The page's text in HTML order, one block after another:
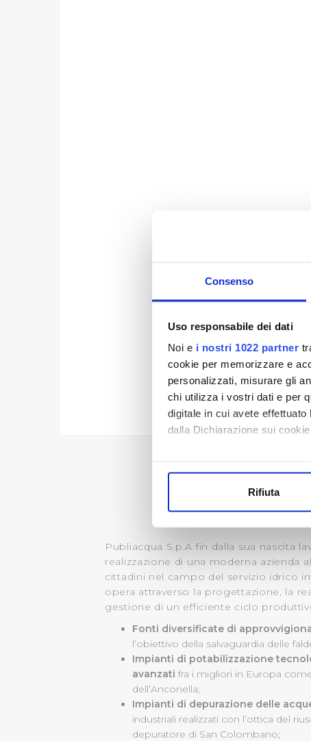
Consenso
Uso responsabile dei dati
Noi e i nostri 1022 partner
cookie per memorizzare e
personalizzati, misurare gli
chi utilizza i vostri dati e per
digitale in cui avete
dalla Dichiarazione sui
Identificare il tuo
digitali).
modificare o ritirare il tuo
Utilizziamo dei cookie
navigazione sulle pagine e
consensi dallo stesso
per personalizzare
modo in cui l’Utente utilizza
pubblicità e social media,
loro o che hanno raccolto
Cliccando su "Accetta
Rifiuta
Publiacqua S.p.A fin dalla sua nascita
realizzazione di una moderna azienda
cittadini nel campo del servizio idrico
opera attraverso la progettazione, la
gestione di un efficiente ciclo
Fonti diversificate di
l’obiettivo della salvaguardia delle
Impianti di potabilizzazione
avanzati fra i migliori in Europa
dell’Anconella;
Impianti di depurazione delle
industriali realizzati con l’ottica del
depuratore di San Colombano;